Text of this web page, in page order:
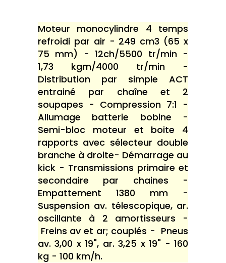
Moteur monocylindre 4 temps
refroidi par air - 249 cm3 (65 x
75 mm) - 12ch/5500 tr/min -
1,73 kgm/4000 tr/min -
Distribution par simple ACT
entrainé par chaîne et 2
soupapes - Compression 7:1 -
Allumage batterie bobine -
Semi-bloc moteur et boite 4
rapports avec sélecteur double
branche à droite- Démarrage au
kick - Transmissions primaire et
secondaire par chaines -
Empattement 1380 mm -
Suspension av. télescopique, ar.
oscillante à 2 amortisseurs -
Freins av et ar; couplés - Pneus
av. 3,00 x 19", ar. 3,25 x 19" - 160
kg - 100 km/h.